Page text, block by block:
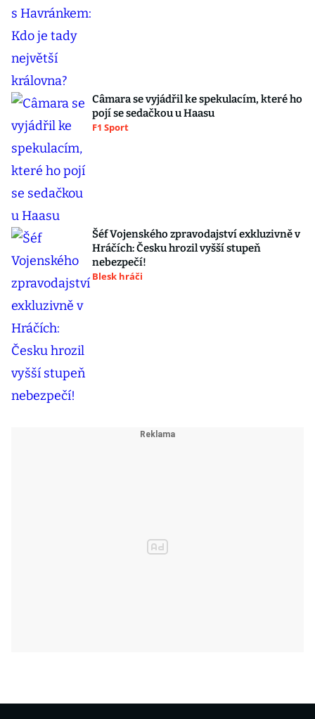
Câmara se vyjádřil ke spekulacím, které ho
pojí se sedačkou u Haasu
F1 Sport
Šéf Vojenského zpravodajství exkluzivně v
Hráčích: Česku hrozil vyšší stupeň
nebezpečí!
Blesk hráči